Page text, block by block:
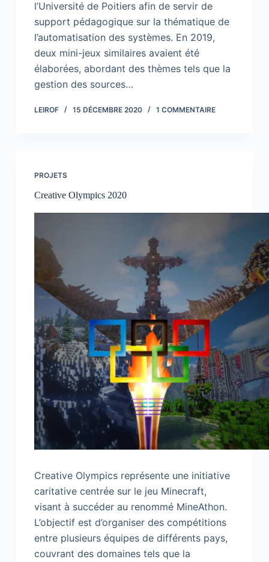
l’Université de Poitiers afin de servir de
support pédagogique sur la thématique de
l’automatisation des systèmes. En 2019,
deux mini-jeux similaires avaient été
élaborées, abordant des thèmes tels que la
gestion des sources…
LEIROF 15 DÉCEMBRE 2020 1 COMMENTAIRE
PROJETS
Creative Olympics 2020
Creative Olympics représente une initiative
caritative centrée sur le jeu Minecraft,
visant à succéder au renommé MineAthon.
L’objectif est d’organiser des compétitions
entre plusieurs équipes de différents pays,
couvrant des domaines tels que la